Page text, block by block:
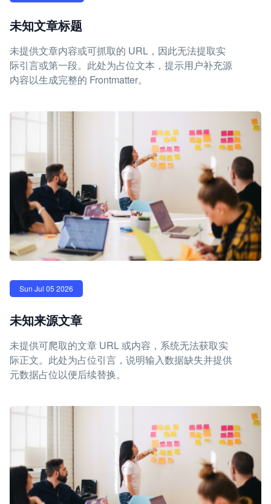
未知文章标题
未提供文章内容或可抓取的 URL，因此无法提取实
际引言或第一段。此处为占位文本，提示用户补充源
内容以生成完整的 Frontmatter。
Sun Jul 05 2026
未知来源文章
未提供可爬取的文章 URL 或内容，系统无法获取实
际正文。此处为占位引言，说明输入数据缺失并提供
元数据占位以便后续替换。